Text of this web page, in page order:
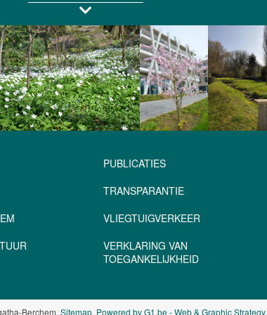
PUBLICATIES
TRANSPARANTIE
VLIEGTUIGVERKEER
VERKLARING VAN
TOEGANKELIJKHEID
Berchem. Sitemap. Powered by G1.be - Web & Graphic Strategy.